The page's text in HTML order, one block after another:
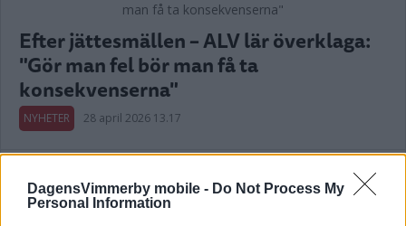
DagensVimmerby mobile - Do Not Process My
Personal Information
Efter jättesmällen – ALV lär överklaga:
"Gör man fel bör man få ta
konsekvenserna"
NYHETER 28 april 2026 13.17